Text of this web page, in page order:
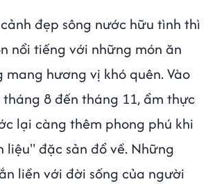
đẹp sông nước hữu tình thì
nổi tiếng với những món ăn
hương vị khó quên. Vào
8 đến tháng 11, ẩm thực
lại càng thêm phong phú khi
liệu" đặc sản đổ về. Những
liền với đời sống của người